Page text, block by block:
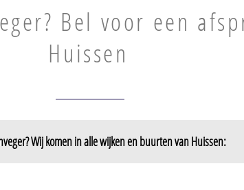
Bel voor een
Huissen
Wij komen in alle wijken en buurten van Huissen: